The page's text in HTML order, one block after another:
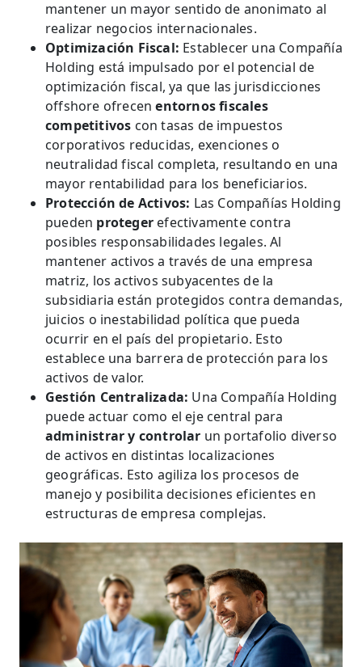
mantener un mayor sentido de anonimato al
realizar negocios internacionales.
Optimización Fiscal: Establecer una Compañía
Holding está impulsado por el potencial de
optimización fiscal, ya que las jurisdicciones
offshore ofrecenentornos fiscales
competitivos con tasas de impuestos
corporativos reducidas, exenciones o
neutralidad fiscal completa, resultando en una
mayor rentabilidad para los beneficiarios.
Protección de Activos: Las Compañías Holding
pueden proteger efectivamente contra
posibles responsabilidades legales. Al
mantener activos a través de una empresa
matriz, los activos subyacentes de la
subsidiaria están protegidos contra demandas,
juicios o inestabilidad política que pueda
ocurrir en el país del propietario. Esto
establece una barrera de protección para los
activos de valor.
Gestión Centralizada: Una Compañía Holding
puede actuar como el eje central para
administrar y controlar un portafolio diverso
de activos en distintas localizaciones
geográficas. Esto agiliza los procesos de
manejo y posibilita decisiones eficientes en
estructuras de empresa complejas.